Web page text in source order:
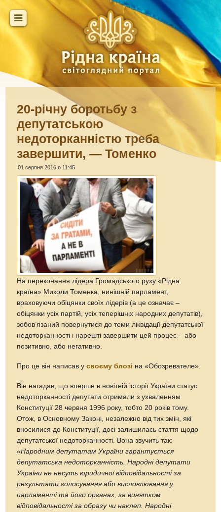
20-річну боротьбу з
депутатською
недоторканністю треба
завершити, — Томенко
01 серпня 2016 о 11:45
На переконання лідера Громадського руху «Рідна
країна» Миколи Томенка, нинішній парламент,
враховуючи обіцянки своїх лідерів (а це означає –
обіцянки усіх партій, усіх теперішніх народних депутатів),
зобов’язаний повернутися до теми ліквідації депутатської
недоторканності і нарешті завершити цей процес – або
позитивно, або негативно.
Про це він написав усвоєму блозі на «Обозревателе».
Він нагадав, що вперше в новітній історії України статус
недоторканності депутати отримали з ухваленням
Конституції 28 червня 1996 року, тобто 20 років тому.
Отож, в Основному Законі, незалежно від тих змін, які
вносилися до Конституції, досі залишилась стаття щодо
депутатської недоторканності. Вона звучить так:
«Народним депутатам України гарантується
депутатська недоторканність. Народні депутати
України не несуть юридичної відповідальності за
результати голосування або висловлювання у
парламенті та його органах, за винятком
відповідальності за образу чи наклеп. Народні